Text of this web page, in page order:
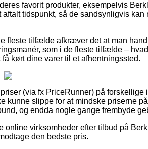
favorit produkter, eksempelvis
tidspunkt, så de sandsynligvis kan
fleste tilfælde afkræver det at man
som i de fleste tilfælde –
kørt dine varer til et afhentningssted.
(via fx PriceRunner) på forskellige
kunne slippe for at mindske priserne
og endda nogle gange frembyde
virksomheder efter tilbud på
den bedste pris.